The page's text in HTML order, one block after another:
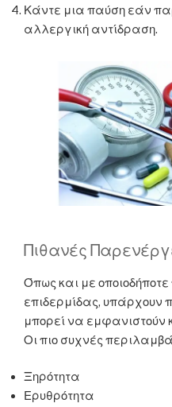
Κάντε μια παύση εάν
αλλεργική αντίδραση.
Πιθανές
Όπως και με οποιοδήποτε
επιδερμίδας, υπάρχουν
μπορεί να εμφανιστούν
Οι πιο συχνές
Ξηρότητα
Ερυθρότητα